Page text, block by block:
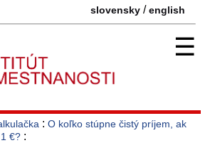
slovensky /english
☰
: O koľko stúpne čistý príjem, ak
€? :